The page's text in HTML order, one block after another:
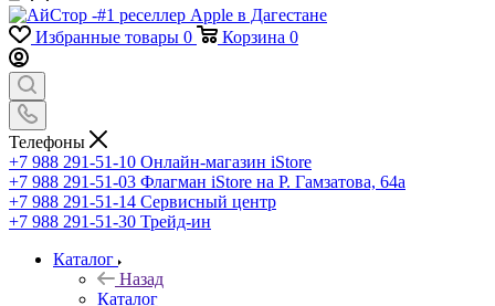
Избранные товары 0 Корзина 0
Телефоны
+7 988 291-51-10 Онлайн-магазин iStore
+7 988 291-51-03 Флагман iStore на Р. Гамзатова, 64а
+7 988 291-51-14 Сервисный центр
+7 988 291-51-30 Трейд-ин
Каталог
Назад
Каталог